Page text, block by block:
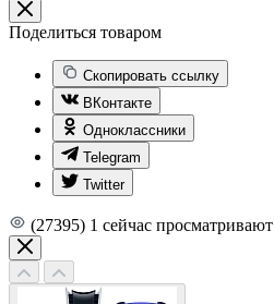
Поделиться товаром
Скопировать ссылку
ВКонтакте
Одноклассники
Telegram
Twitter
(27395) 1 сейчас просматривают